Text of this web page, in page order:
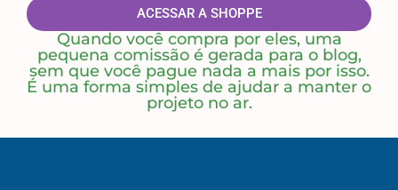
ACESSAR A SHOPPE
Quando você compra por eles, uma
pequena comissão é gerada para o blog,
sem que você pague nada a mais por isso.
É uma forma simples de ajudar a manter o
projeto no ar.